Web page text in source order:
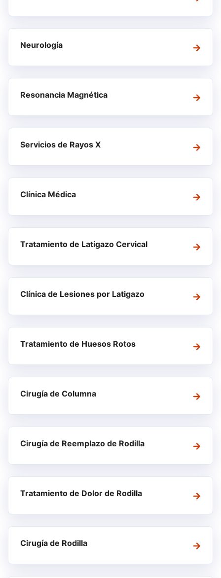
Neurología
Resonancia Magnética
Servicios de Rayos X
Clínica Médica
Tratamiento de Latigazo Cervical
Clínica de Lesiones por Latigazo
Tratamiento de Huesos Rotos
Cirugía de Columna
Cirugía de Reemplazo de Rodilla
Tratamiento de Dolor de Rodilla
Cirugía de Rodilla